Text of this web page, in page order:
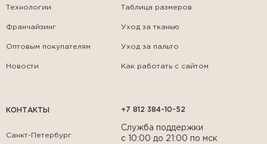
Технологии
Франчайзинг
Оптовым покупателям
Новости
Таблица размеров
Уход за тканью
Уход за пальто
Как работать с сайтом
КОНТАКТЫ
Санкт-Петербург
+7 812 384-10-52
Служба поддержки
с 10:00 до 21:00 по мск